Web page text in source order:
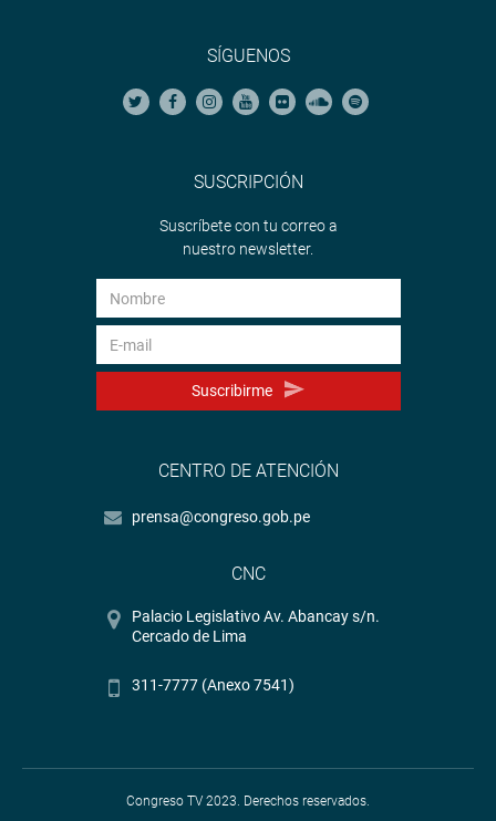
SÍGUENOS
SUSCRIPCIÓN
Suscríbete con tu correo a
nuestro newsletter.
Suscribirme
CENTRO DE ATENCIÓN
prensa@congreso.gob.pe
CNC
Palacio Legislativo Av. Abancay s/n.
Cercado de Lima
311-7777 (Anexo 7541)
Congreso TV 2023. Derechos reservados.